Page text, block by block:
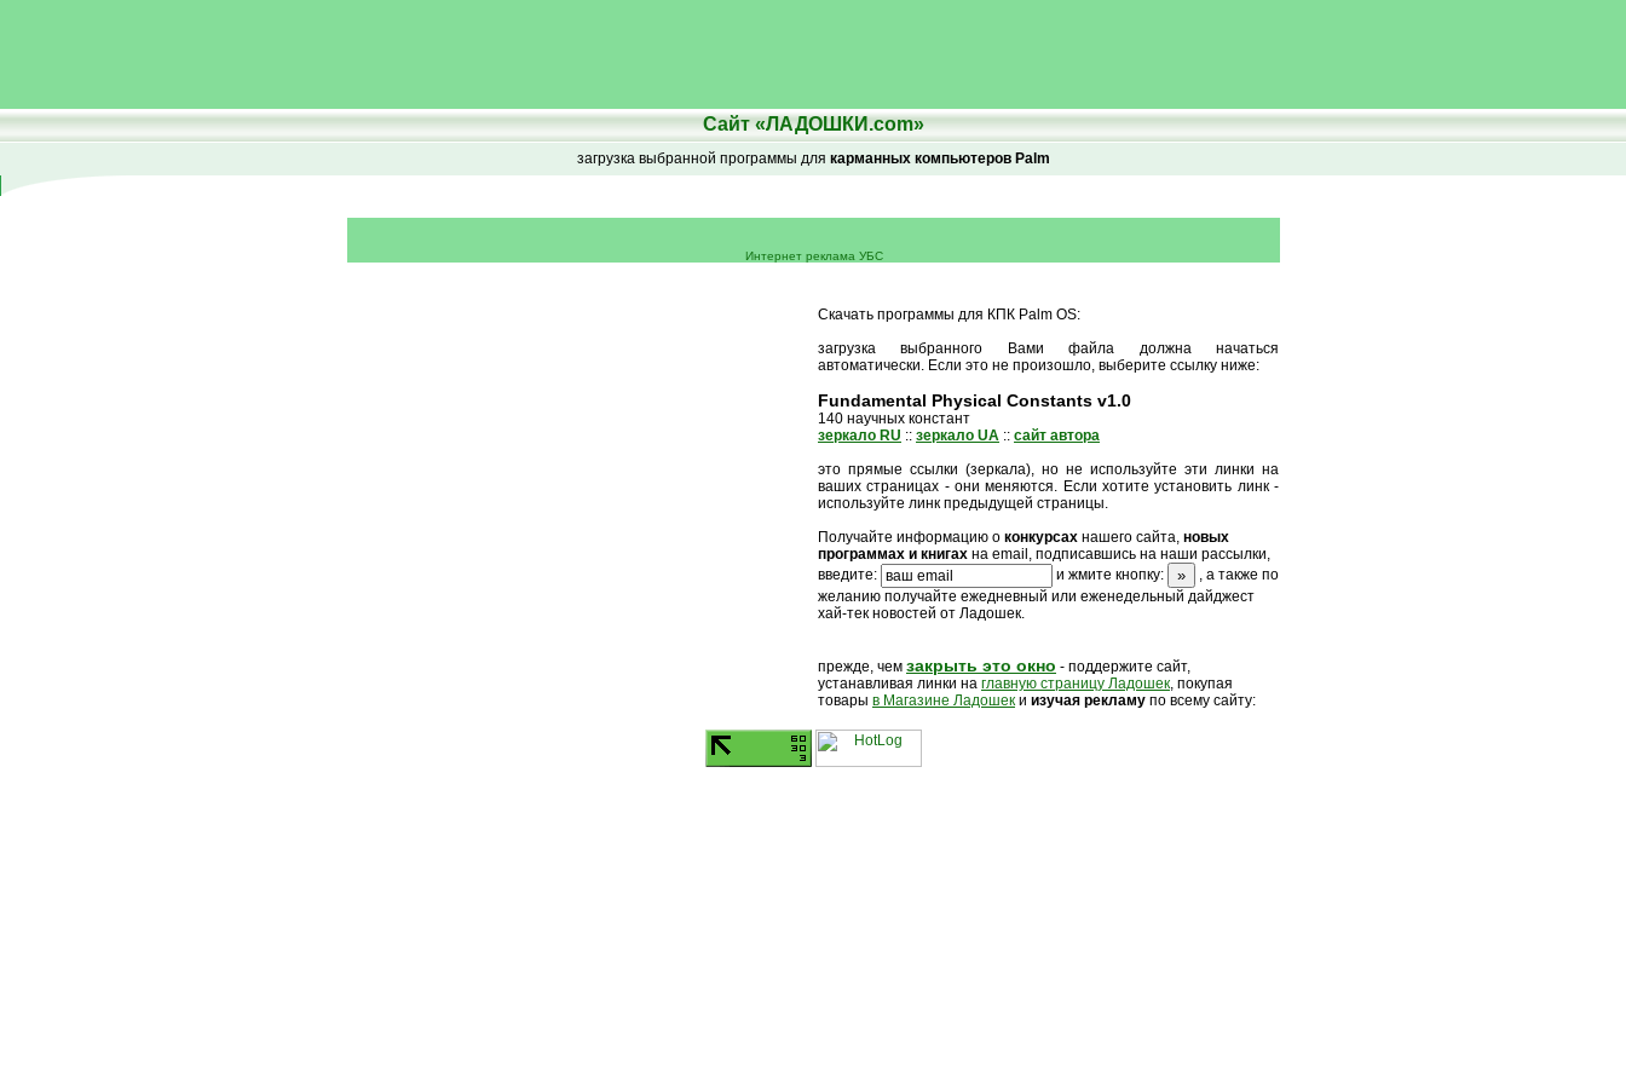
Сайт «ЛАДОШКИ.com»
загрузка выбранной программы для карманных компьютеров Palm
Интернет реклама УБС
Скачать программы для КПК Palm OS:
загрузка выбранного Вами файла должна начаться
автоматически. Если это не произошло, выберите ссылку ниже:
Fundamental Physical Constants v1.0
140 научных констант
зеркало RU :: зеркало UA :: сайт автора
это прямые ссылки (зеркала), но не используйте эти линки на
ваших страницах - они меняются. Если хотите установить линк -
используйте линк предыдущей страницы.
Получайте информацию о конкурсах нашего сайта, новых
программах и книгах на email, подписавшись на наши рассылки,
введите:
и жмите кнопку:
, а также по
желанию получайте ежедневный или еженедельный дайджест
хай-тек новостей от Ладошек.
прежде, чем закрыть это окно - поддержите сайт,
устанавливая линки на главную страницу Ладошек, покупая
товары в Магазине Ладошек и изучая рекламу по всему сайту: